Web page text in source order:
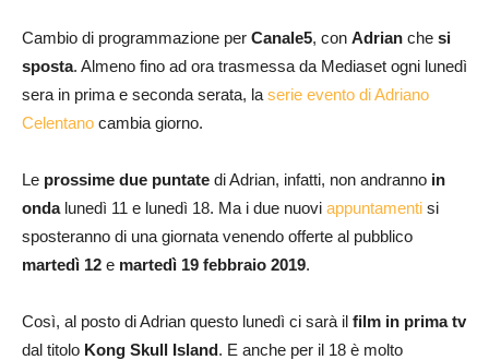
Cambio di programmazione per Canale5, con Adrian che si
sposta. Almeno fino ad ora trasmessa da Mediaset ogni lunedì
sera in prima e seconda serata, la serie evento di Adriano
Celentano cambia giorno.
Le prossime due puntate di Adrian, infatti, non andranno in
ondalunedì 11 e lunedì 18. Ma i due nuovi appuntamenti si
sposteranno di una giornata venendo offerte al pubblico
martedì 12 e martedì 19 febbraio 2019.
Così, al posto di Adrian questo lunedì ci sarà il film in prima tv
dal titolo Kong Skull Island. E anche per il 18 è molto